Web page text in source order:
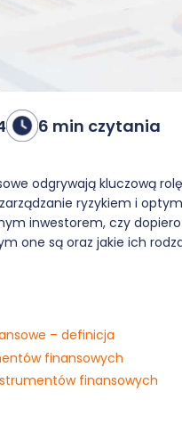
6 min czytania
odgrywają kluczową
zarządzanie ryzykiem i
inwestorem, czy
one są oraz jakie ich
– definicja
finansowych
finansowych